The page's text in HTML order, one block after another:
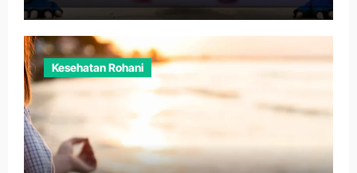
Kesehatan Rohani